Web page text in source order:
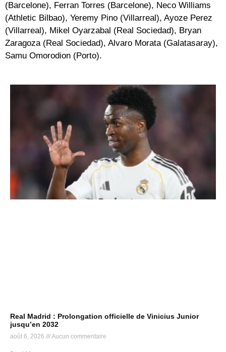
(Barcelone), Ferran Torres (Barcelone), Neco Williams
(Athletic Bilbao), Yeremy Pino (Villarreal), Ayoze Perez
(Villarreal), Mikel Oyarzabal (Real Sociedad), Bryan
Zaragoza (Real Sociedad), Alvaro Morata (Galatasaray),
Samu Omorodion (Porto).
Real Madrid : Prolongation officielle de Vinicius Junior
jusqu’en 2032
août 6, 2026 Aucun commentaire